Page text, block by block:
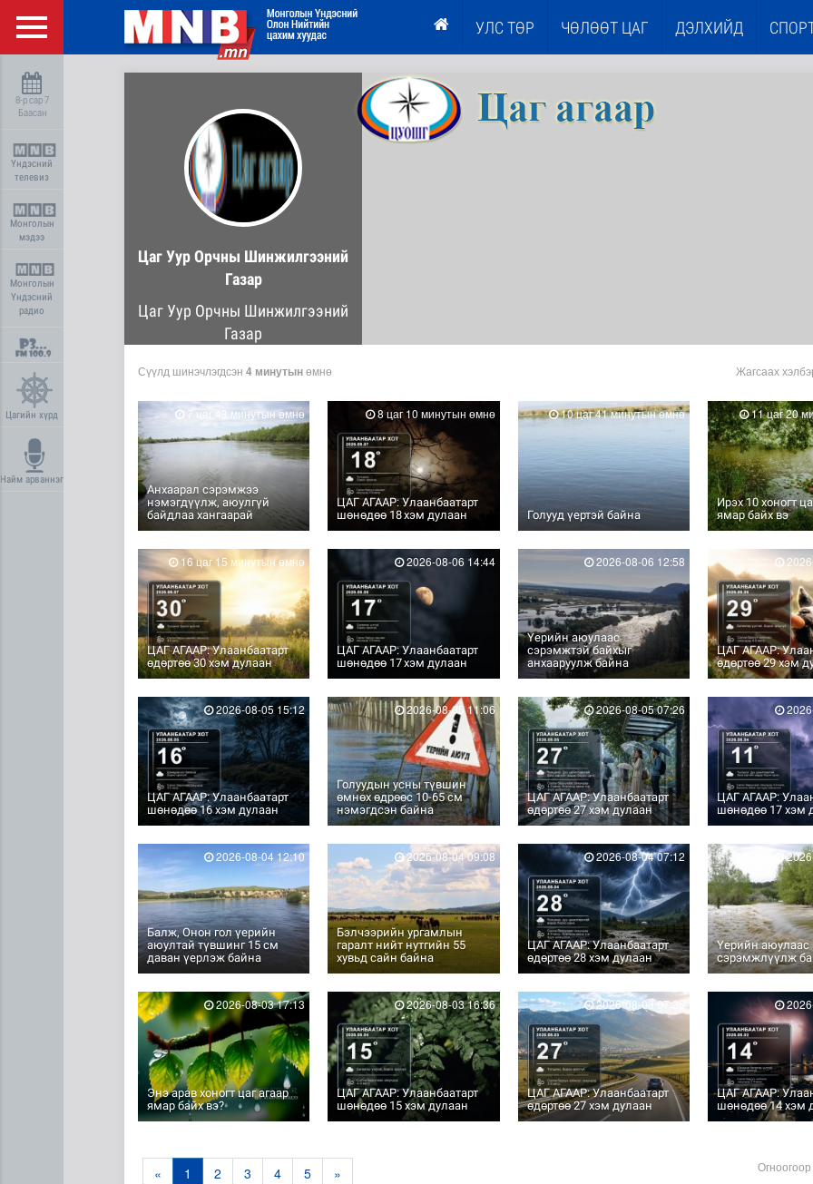
УЛС ТӨР ЧӨЛӨӨТ ЦАГ ДЭЛХИЙД
8-р сар 7
Баасан
Үндэсний
телевиз
Монголын
мэдээ
Монголын
Үндэсний
радио
Цагийн хүрд
Найм арваннэг
Цаг Уур Орчны Шинжилгээний
Газар
Цаг Уур Орчны Шинжилгээний
Газар
Сүүлд шинэчлэгдсэн 4 минутынөмнө Жагсаах
Анхаарал сэрэмжээ
нэмэгдүүлж, аюулгүй
байдлаа хангаарай
7 цаг 43 минутын өмнө
ЦАГ АГААР: Улаанбаатарт
шөнөдөө 18 хэм дулаан
8 цаг 10 минутын өмнө
Голууд үертэй байна
10 цаг 41 минутын өмнө
Ирэх 10 хоногт
ямар байх вэ
11 цаг 20
ЦАГ АГААР: Улаанбаатарт
өдөртөө 30 хэм дулаан
16 цаг 15 минутын өмнө
ЦАГ АГААР: Улаанбаатарт
шөнөдөө 17 хэм дулаан
2026-08-06 14:44
Үерийн аюулаас
сэрэмжтэй байхыг
анхааруулж байна
2026-08-06 12:58
ЦАГ АГААР:
өдөртөө 29 хэм
ЦАГ АГААР: Улаанбаатарт
шөнөдөө 16 хэм дулаан
2026-08-05 15:12
Голуудын усны түвшин
өмнөх өдрөөс 10-65 см
нэмэгдсэн байна
2026-08-05 11:06
ЦАГ АГААР: Улаанбаатарт
өдөртөө 27 хэм дулаан
2026-08-05 07:26
ЦАГ АГААР:
шөнөдөө 17 хэм
Балж, Онон гол үерийн
аюултай түвшинг 15 см
даван үерлэж байна
2026-08-04 12:10
Бэлчээрийн ургамлын
гаралт нийт нутгийн 55
хувьд сайн байна
2026-08-04 09:08
ЦАГ АГААР: Улаанбаатарт
өдөртөө 28 хэм дулаан
2026-08-04 07:12
Үерийн аюулаас
сэрэмжлүүлж
Энэ арав хоногт цаг агаар
ямар байх вэ?
2026-08-03 17:13
ЦАГ АГААР: Улаанбаатарт
шөнөдөө 15 хэм дулаан
2026-08-03 16:36
ЦАГ АГААР: Улаанбаатарт
өдөртөө 27 хэм дулаан
2026-08-03 07:36
ЦАГ АГААР:
шөнөдөө 14 хэм
« 1 2 3 4 5 »